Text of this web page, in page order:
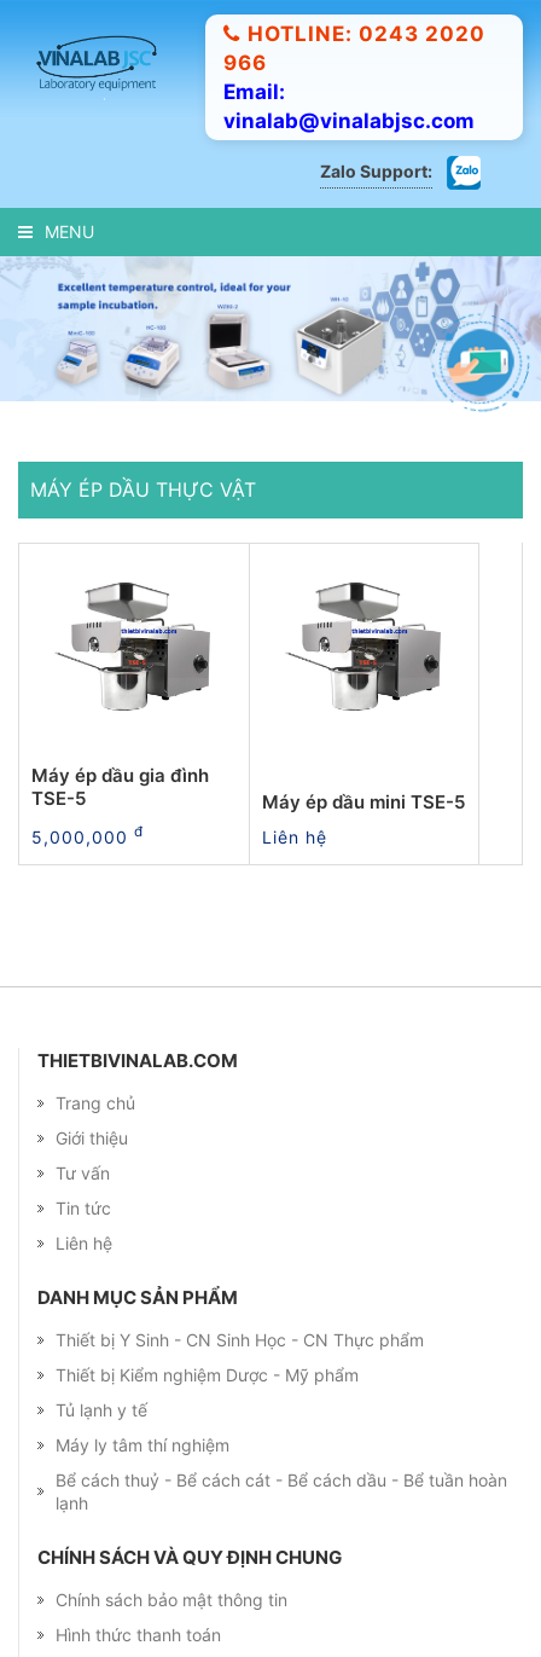
HOTLINE: 0243 2020
966
Email:
vinalab@vinalabjsc.com
Zalo Support:
MENU
MÁY ÉP DẦU THỰC VẬT
Máy ép dầu gia đình
TSE-5
5,000,000 đ
Máy ép dầu mini TSE-5
Liên hệ
THIETBIVINALAB.COM
Trang chủ
Giới thiệu
Tư vấn
Tin tức
Liên hệ
DANH MỤC SẢN PHẨM
Thiết bị Y Sinh - CN Sinh Học - CN Thực phẩm
Thiết bị Kiểm nghiệm Dược - Mỹ phẩm
Tủ lạnh y tế
Máy ly tâm thí nghiệm
Bể cách thuỷ - Bể cách cát - Bể cách dầu - Bể tuần hoàn
lạnh
CHÍNH SÁCH VÀ QUY ĐỊNH CHUNG
Chính sách bảo mật thông tin
Hình thức thanh toán